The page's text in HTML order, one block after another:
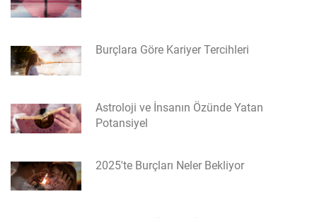
Burçlara Göre Kariyer Tercihleri
Astroloji ve İnsanın Özünde Yatan
Potansiyel
2025'te Burçları Neler Bekliyor